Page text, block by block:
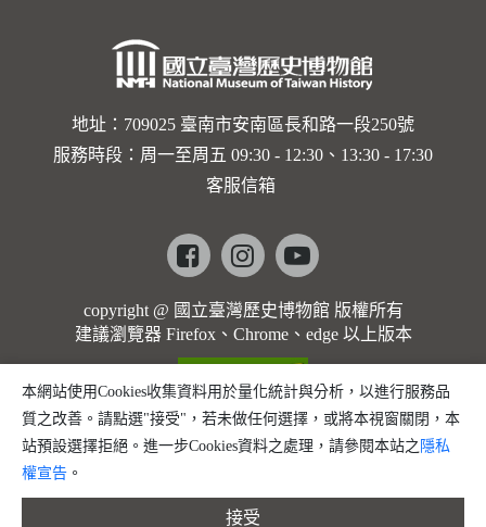
地址：709025 臺南市安南區長和路一段250號
服務時段：周一至周五 09:30 - 12:30、13:30 - 17:30
客服信箱
Facebookinstagramyoutube
copyright @ 國立臺灣歷史博物館 版權所有
建議瀏覽器 Firefox、Chrome、edge 以上版本
本網站使用Cookies收集資料用於量化統計與分析，以進行服務品
質之改善。請點選"接受"，若未做任何選擇，或將本視窗關閉，本
站預設選擇拒絕。進一步Cookies資料之處理，請參閱本站之 隱私
權宣告 。
接受